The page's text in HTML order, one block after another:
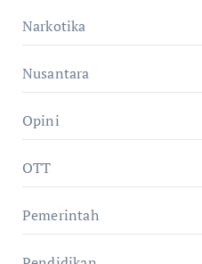
Narkotika
Nusantara
Opini
OTT
Pemerintah